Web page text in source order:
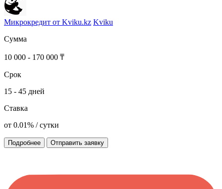
Микрокредит от Kviku.kz Kviku
Сумма
10 000 - 170 000 ₸
Срок
15 - 45 дней
Ставка
от 0.01% / сутки
Подробнее Отправить заявку